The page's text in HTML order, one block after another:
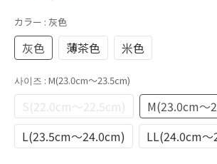
カラー : 灰色
灰色 薄茶色 米色
사이즈 : M(23.0cm～23.5cm)
S(22.0cm～22.5cm)
M(23.0cm～
L(23.5cm～24.0cm)
LL(24.0cm